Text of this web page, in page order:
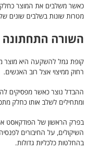
כאשר משלבים את המוצר כחלק
מטרות שונות בשלבים שונים
השורה התחתונה
קופת גמל להשקעה היא מוצר
רחוק ממיצוי אצל רוב האנשים.
ההבדל נוצר כאשר מפסיקים
ומתחילים לשלב אותו כחלק
בפרק הראשון של הפודקאסט
השיקולים, על החיבורים
בהחלטות כלכליות גדולות.